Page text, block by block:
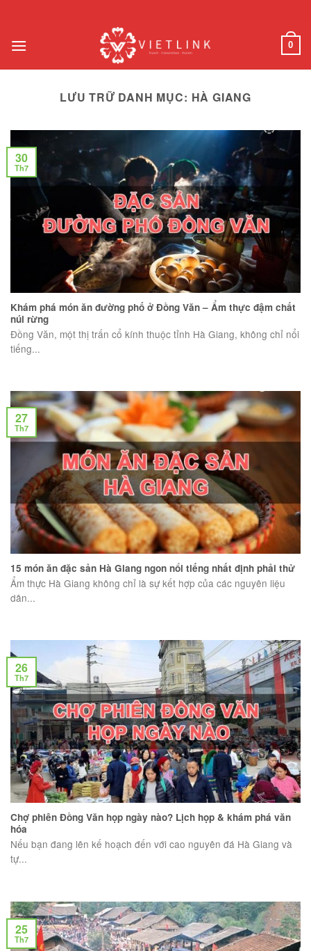
nội
0
LƯU TRỮ DANH MỤC: HÀ GIANG
Khám phá món ăn đường phố ở Đồng Văn – Ẩm thực đậm chất
núi rừng
Đồng Văn, một thị trấn cổ kính thuộc tỉnh Hà Giang, không chỉ nổi
tiếng...
30
Th7
15 món ăn đặc sản Hà Giang ngon nổi tiếng nhất định phải thử
Ẩm thực Hà Giang không chỉ là sự kết hợp của các nguyên liệu
dân...
27
Th7
Chợ phiên Đồng Văn họp ngày nào? Lịch họp & khám phá văn
hóa
Nếu bạn đang lên kế hoạch đến với cao nguyên đá Hà Giang và
tự...
26
Th7
25
Th7